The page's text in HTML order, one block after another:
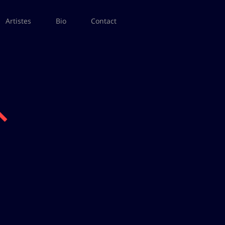
Artistes Bio Contact